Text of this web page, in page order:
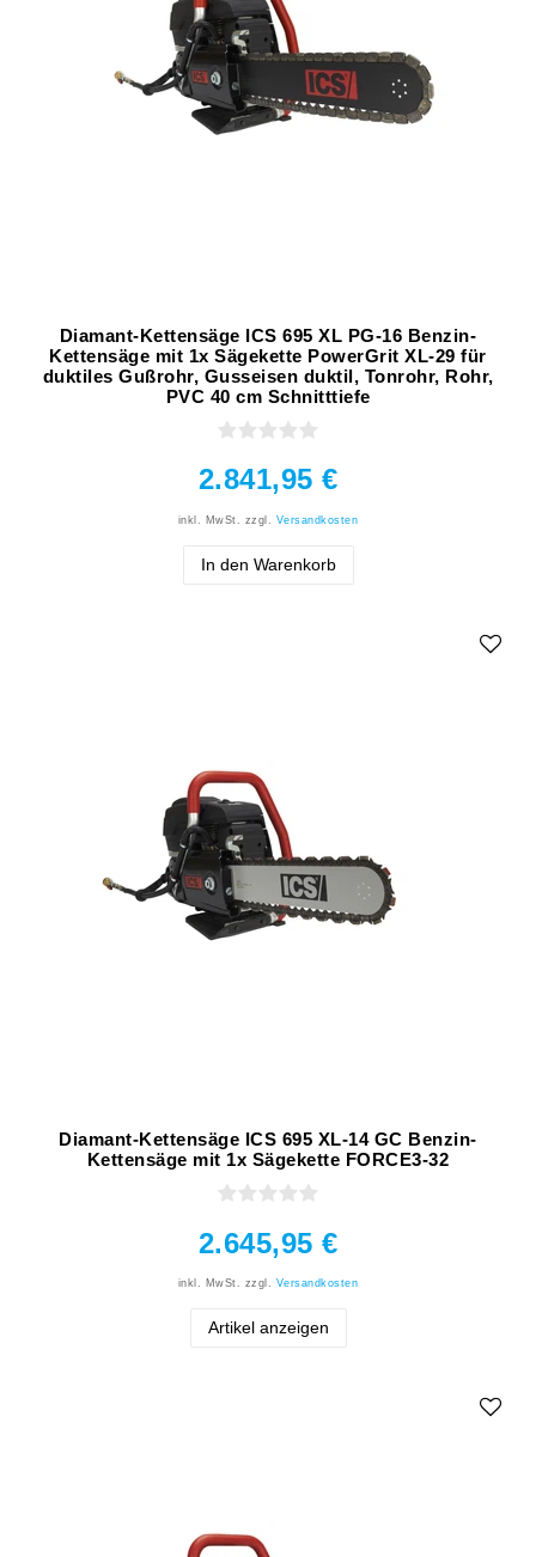
Diamant-Kettensäge ICS 695 XL PG-16 Benzin-
Kettensäge mit 1x Sägekette PowerGrit XL-29 für
duktiles Gußrohr, Gusseisen duktil, Tonrohr, Rohr,
PVC 40 cm Schnitttiefe
2.841,95 €
inkl. MwSt. zzgl. Versandkosten
In den Warenkorb
Diamant-Kettensäge ICS 695 XL-14 GC Benzin-
Kettensäge mit 1x Sägekette FORCE3-32
2.645,95 €
inkl. MwSt. zzgl. Versandkosten
Artikel anzeigen